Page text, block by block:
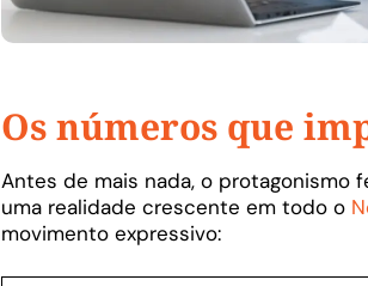
Os números que
Antes de mais nada, o protagonismo
uma realidade crescente em todo o
movimento expressivo: